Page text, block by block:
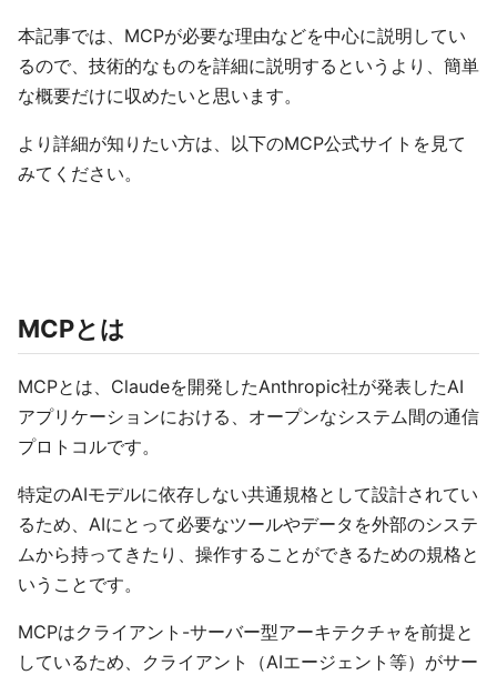
本記事では、MCPが必要な理由などを中心に説明してい
るので、技術的なものを詳細に説明するというより、簡単
な概要だけに収めたいと思います。
より詳細が知りたい方は、以下のMCP公式サイトを見て
みてください。
MCPとは
MCPとは、Claudeを開発したAnthropic社が発表したAI
アプリケーションにおける、オープンなシステム間の通信
プロトコルです。
特定のAIモデルに依存しない共通規格として設計されてい
るため、AIにとって必要なツールやデータを外部のシステ
ムから持ってきたり、操作することができるための規格と
いうことです。
MCPはクライアント-サーバー型アーキテクチャを前提と
しているため、クライアント（AIエージェント等）がサー